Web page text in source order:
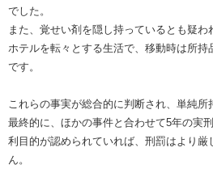
でした。
また、覚せい剤を隠し持っているとも疑
ホテルを転々とする生活で、移動時は所
です。
これらの事実が総合的に判断され、単純所
最終的に、ほかの事件と合わせて5年の実
利目的が認められていれば、刑罰はより
ん。